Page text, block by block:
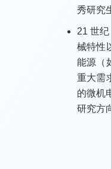
秀研究
21 世
械特性
能源（
重大需
的微机
研究方